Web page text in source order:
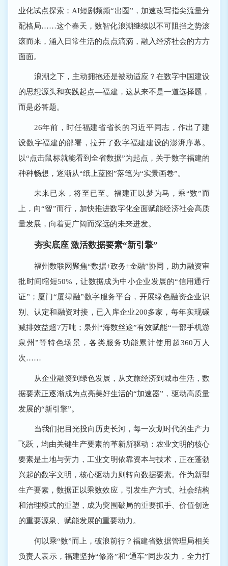
业化试点探索；AI短剧频频“出圈”，加速改写指尖流量分
配格局……这个春天，数智化浪潮继续以不可阻挡之势滚
滚而来，涌入日常生活的点点滴滴，融入经济社会的方方
面面。
浪潮之下，主动拥抱还是被动适应？在数字中国建设
的思想源头和实践起点―福建，这从来不是一道选择题，
而是必答题。
26年前，时任福建省省长的习近平同志，作出了建
设数字福建的部署，拉开了数字福建建设的澎湃序幕。
以“点击鼠标就能看到全省数据”为起点，关于数字福建的
种种畅想，逐渐从“纸上蓝图”落笔为“实景画卷”。
未来已来，将至已至。福建正以梦为马，乘“数”而
上，向“智”而行，加快推进数字化全面赋能经济社会高质
量发展，向着更广阔而深远的未来进发。
夯实底座 激活数据要素“新引擎”
福州数联网聚焦“数据+政务+金融”协同，助力融资审
批时间缩短50%，让数据成为中小企业发展的“信用通行
证”；厦门“厦绿融”数字服务平台，开展绿色融资企业识
别、认定和融资对接，已入库企业200多家，每年实现碳
减排效益超7万吨；泉州“海数丝途”有效赋能“一部手机游
泉州”等特色场景，各类服务功能累计使用超360万人
次……
从企业融资到绿色发展，从文旅经济到城市生活，数
据要素正逐渐成为点亮美好生活的“加速器”，驱动高质量
发展的“新引擎”。
当我们把目光投向历史长河，每一次划时代的生产力
飞跃，均由关键生产要素的革新所驱动：农业文明的核心
要素是土地与劳力，工业文明依靠资本与技术，正在蓬勃
兴起的数字文明，核心驱动力则转向数据要素。作为新型
生产要素，数据正以乘数效应，引发生产方式、社会结构
和治理模式的重塑，成为突围破局的重要抓手、价值创造
的重要源泉、赋能发展的重要动力。
何以乘“数”而上，破浪前行？福建省数据管理局相关
负责人表示，福建坚持“修路”和“通车”同步发力，全力打